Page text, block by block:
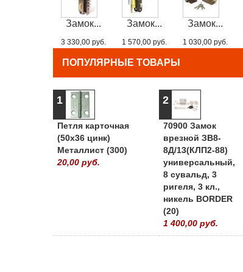
Замок...
3 330,00 руб.
Замок...
1 570,00 руб.
Замок...
1 030,00 руб.
ПОПУЛЯРНЫЕ ТОВАРЫ
1
Петля карточная
(50х36 цинк)
Металлист (300)
20,00 руб.
2
70900 Замок
врезной ЗВ8-
8Д/13(КЛП2-88)
универсальный,
8 сувальд, 3
ригеля, 3 кл.,
никель BORDER
(20)
1 400,00 руб.